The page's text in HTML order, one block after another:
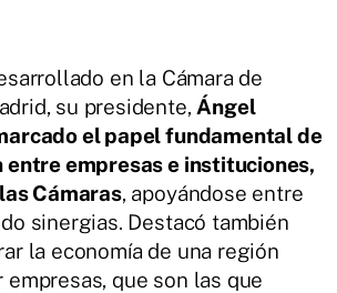
en la Cámara de
su presidente, Ángel
el papel fundamental de
entre empresas e instituciones,
Cámaras, apoyándose entre
sinergias. Destacó también
la economía de una región
empresas, que son las que